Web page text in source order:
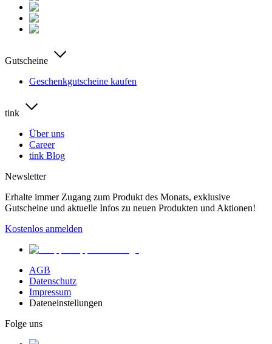
Gutscheine
Geschenkgutscheine kaufen
tink
Über uns
Career
tink Blog
Newsletter
Erhalte immer Zugang zum Produkt des Monats, exklusive
Gutscheine und aktuelle Infos zu neuen Produkten und Aktionen!
Kostenlos anmelden
AGB
Datenschutz
Impressum
Dateneinstellungen
Folge uns